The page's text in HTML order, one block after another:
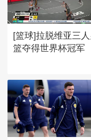
[篮球]拉脱维亚三人
篮夺得世界杯冠军